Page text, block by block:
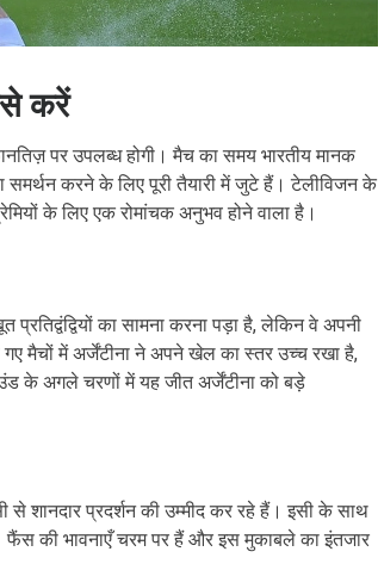
करें
पर उपलब्ध होगी। मैच का समय भारतीय मानक
करने के लिए पूरी तैयारी में जुटे हैं। टेलीविजन के
के लिए एक रोमांचक अनुभव होने वाला है।
का सामना करना पड़ा है, लेकिन वे अपनी
मैचों में अर्जेंटीना ने अपने खेल का स्तर उच्च रखा है,
के अगले चरणों में यह जीत अर्जेंटीना को बड़े
शानदार प्रदर्शन की उम्मीद कर रहे हैं। इसी के साथ
फैंस की भावनाएँ चरम पर हैं और इस मुकाबले का इंतजार